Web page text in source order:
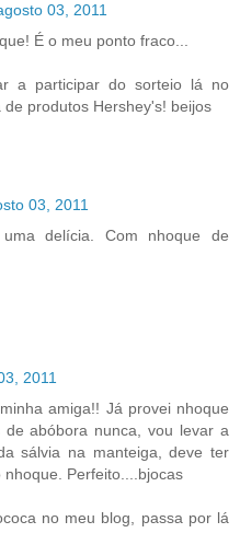
03, 2011
É o meu ponto fraco...
a participar do sorteio lá no
produtos Hershey's! beijos
03, 2011
delícia. Com nhoque de
2011
amiga!! Já provei nhoque
abóbora nunca, vou levar a
sálvia na manteiga, deve ter
Perfeito....bjocas
no meu blog, passa por lá